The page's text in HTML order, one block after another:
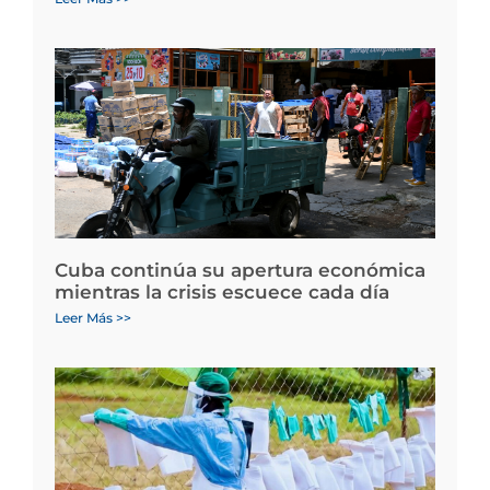
Cuba continúa su apertura económica
mientras la crisis escuece cada día
Leer Más >>